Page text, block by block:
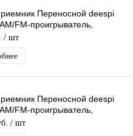
Переносной deespi
FM-проигрыватель,
аккумулятор/220В
/ шт
Переносной deespi
FM-проигрыватель,
аккумулятор/220В
/ шт